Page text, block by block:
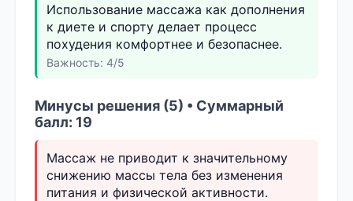
Использование массажа как дополнения
к диете и спорту делает процесс
похудения комфортнее и безопаснее.
Важность: 4/5
Минусы решения (5) • Суммарный
балл: 19
Массаж не приводит к значительному
снижению массы тела без изменения
питания и физической активности.